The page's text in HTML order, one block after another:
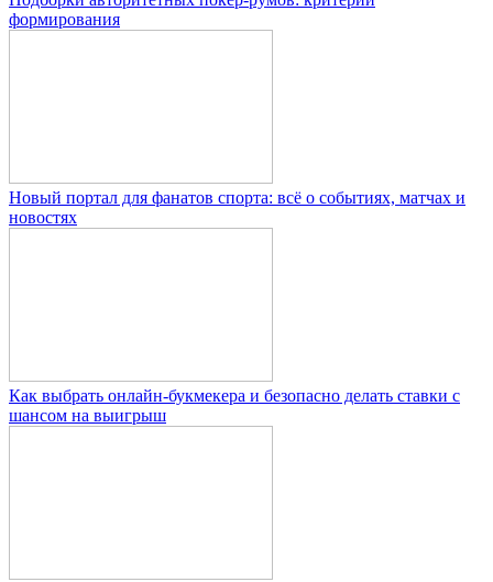
формирования
Новый портал для фанатов спорта: всё о событиях, матчах и
новостях
Как выбрать онлайн-букмекера и безопасно делать ставки с
шансом на выигрыш